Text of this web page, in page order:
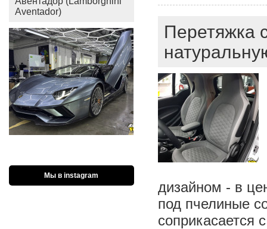
Aventador)
Мы в instagram
Перетяжка
дизайном - в
под пчелиные
соприкасается